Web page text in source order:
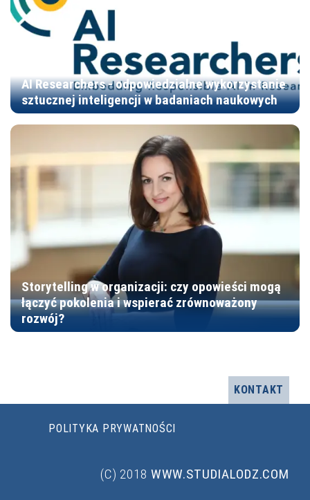
AI Researchers - odpowiedzialne wykorzystanie
sztucznej inteligencji w badaniach naukowych
Storytelling w organizacji: czy opowieści mogą
łączyć pokolenia i wspierać zrównoważony
rozwój?
KONTAKT
POLITYKA PRYWATNOŚCI
(C) 2018 WWW.STUDIALODZ.COM